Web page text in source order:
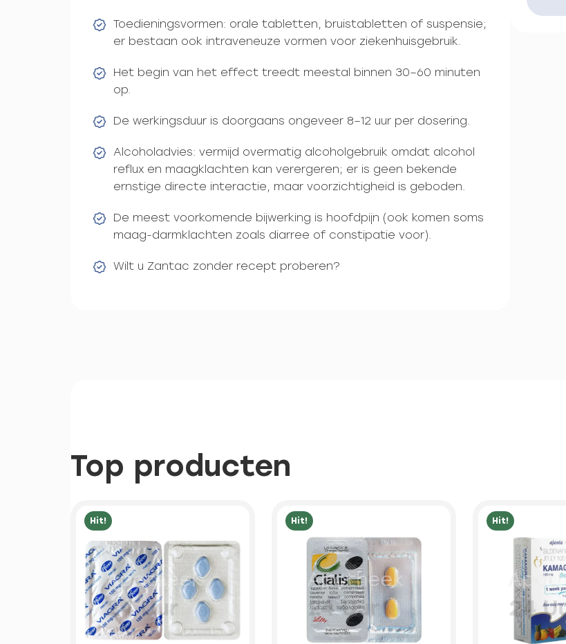
Toedieningsvormen: orale tabletten, bruistabletten of suspensie;
er bestaan ook intraveneuze vormen voor ziekenhuisgebruik.
Het begin van het effect treedt meestal binnen 30–60 minuten
op.
De werkingsduur is doorgaans ongeveer 8–12 uur per dosering.
Alcoholadvies: vermijd overmatig alcoholgebruik omdat alcohol
reflux en maagklachten kan verergeren; er is geen bekende
ernstige directe interactie, maar voorzichtigheid is geboden.
De meest voorkomende bijwerking is hoofdpijn (ook komen soms
maag-darmklachten zoals diarree of constipatie voor).
Wilt u Zantac zonder recept proberen?
Top producten
Hit! Hit! Hit!